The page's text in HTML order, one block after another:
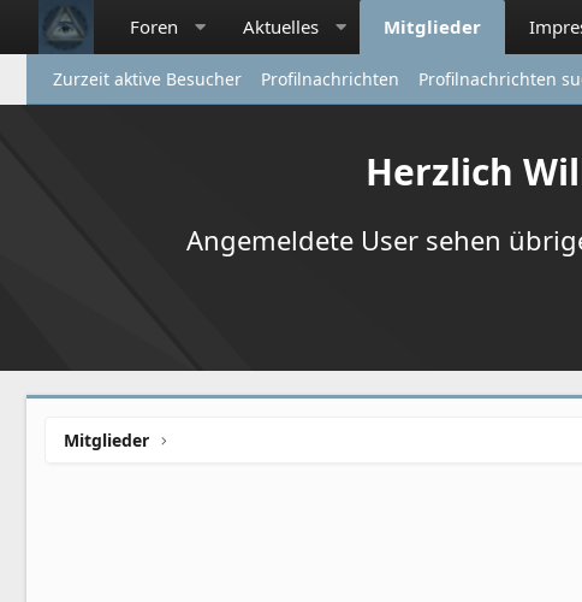
Foren Aktuelles Mitglieder
Zurzeit aktive Besucher Profilnachrichten Profilnachrichten
Herzlich
Angemeldete User sehen
Mitglieder